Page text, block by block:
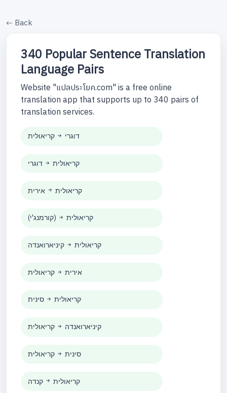
Back
340 Popular Sentence Translation
Language Pairs
Website "แปลประโยค.com" is a free online
translation app that supports up to 340 pairs of
translation services.
דוגרי קריאולית
קריאולית דוגרי
קריאולית אירית
קריאולית (קורמנג'י)
קריאולית קיניארואנדה
אירית קריאולית
קריאולית סינית
קיניארואנדה קריאולית
סינית קריאולית
קריאולית קנדה